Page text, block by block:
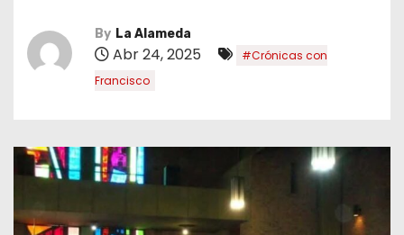
By La Alameda
Abr 24, 2025
#Crónicas con
Francisco